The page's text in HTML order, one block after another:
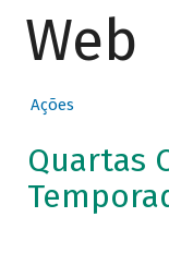
Web
Ações
Quartas